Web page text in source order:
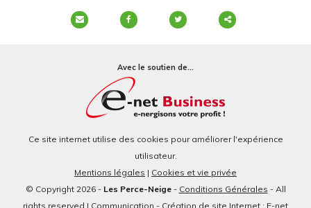
Avec le soutien de...
Ce site internet utilise des cookies pour améliorer l'expérience
utilisateur.
Mentions légales | Cookies et vie privée
© Copyright 2026 - Les Perce-Neige- Conditions Générales - All
rights reserved | Communication - Création de site Internet : E-net